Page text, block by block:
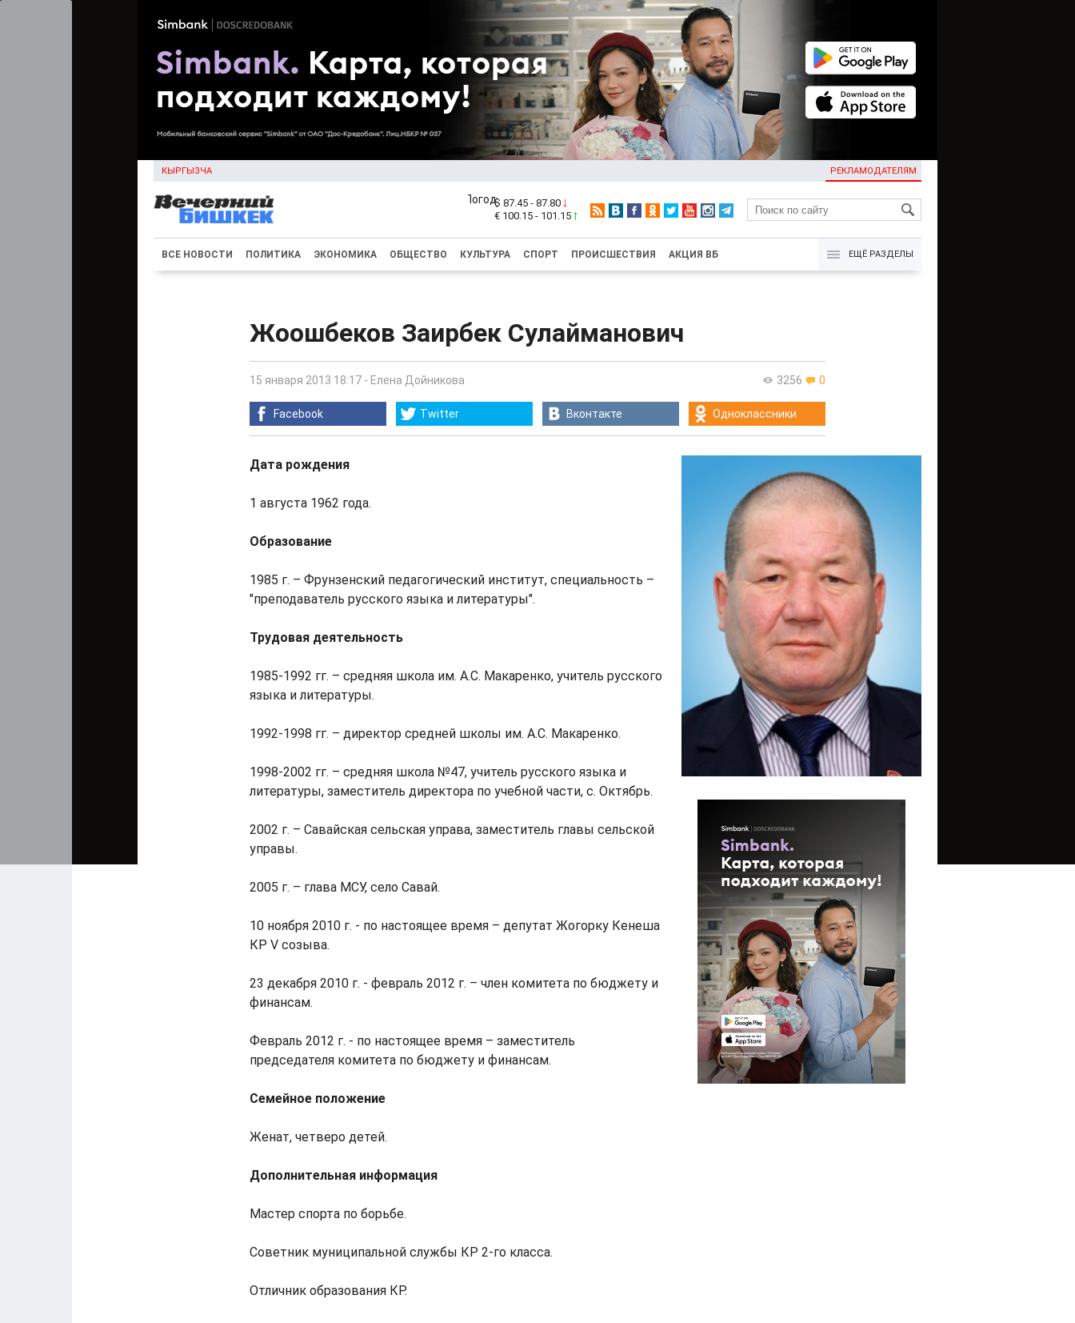
КЫРГЫЗЧА РЕКЛАМОДАТЕЛЯМ
KG
$ 87.45 - 87.80
€ 100.15 - 101.15
ВСЕ НОВОСТИ ПОЛИТИКА ЭКОНОМИКА ОБЩЕСТВО КУЛЬТУРА СПОРТ ПРОИСШЕСТВИЯ АКЦИЯ ВБ ЕЩЁ РАЗДЕЛЫ
Жоошбеков Заирбек Сулайманович
3256 0
15 января 2013 18:17 - Елена Дойникова
Facebook Twitter Вконтакте Одноклассники
Дата рождения
1 августа 1962 года.
Образование
1985 г. – Фрунзенский педагогический институт, специальность –
"преподаватель русского языка и литературы".
Трудовая деятельность
1985-1992 гг. – средняя школа им. А.С. Макаренко, учитель русского
языка и литературы.
1992-1998 гг. – директор средней школы им. А.С. Макаренко.
1998-2002 гг. – средняя школа №47, учитель русского языка и
литературы, заместитель директора по учебной части, с. Октябрь.
2002 г. – Савайская сельская управа, заместитель главы сельской
управы.
2005 г. – глава МСУ, село Савай.
10 ноября 2010 г. - по настоящее время – депутат Жогорку Кенеша
КР V созыва.
23 декабря 2010 г. - февраль 2012 г. – член комитета по бюджету и
финансам.
Февраль 2012 г. - по настоящее время – заместитель
председателя комитета по бюджету и финансам.
Семейное положение
Женат, четверо детей.
Дополнительная информация
Мастер спорта по борьбе.
Советник муниципальной службы КР 2-го класса.
Отличник образования КР.